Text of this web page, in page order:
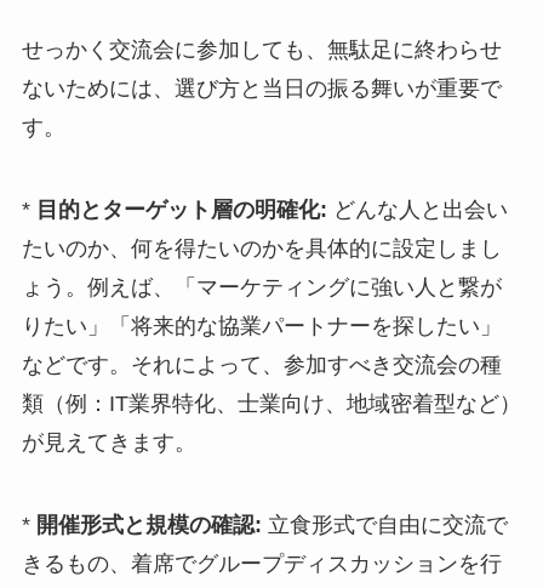
せっかく交流会に参加しても、無駄足に終わらせ
ないためには、選び方と当日の振る舞いが重要で
す。
* 目的とターゲット層の明確化: どんな人と出会い
たいのか、何を得たいのかを具体的に設定しまし
ょう。例えば、「マーケティングに強い人と繋が
りたい」「将来的な協業パートナーを探したい」
などです。それによって、参加すべき交流会の種
類（例：IT業界特化、士業向け、地域密着型など）
が見えてきます。
* 開催形式と規模の確認: 立食形式で自由に交流で
きるもの、着席でグループディスカッションを行